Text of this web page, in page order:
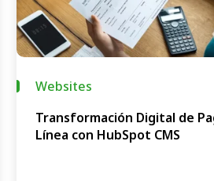
Websites
Transformación Digital de
Línea con HubSpot CMS